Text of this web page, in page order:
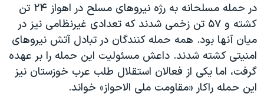
در حمله مسلحانه به رژه نیروهای مسلح در اهواز ۲۴ تن
کشته و ۵۷ تن زخمی شدند که تعدادی غیرنظامی نیز در
میان آنها بود. همه حمله کنندگان در تبادل آتش نیروهای
امنیتی کشته شدند. داعش مسئولیت این حمله را بر عهده
گرفت، اما یکی از فعالان استقلال طلب عرب خوزستان نیز
این حمله راکار «مقاومت ملی الاحواز» خواند.